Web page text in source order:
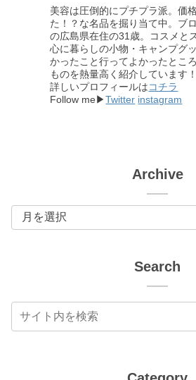
美容は圧倒的にプチプラ派。価
た！？な名品を掘り当て中。ブ
の広島県在住の31歳。コスメと
心に暮らしの小物・キャンプグ
かったこと行ってよかったとこ
ものを熱量高く紹介しています！
詳しいプロフィールはコチラ
Follow me▶Twitter instagram
Archive
Search